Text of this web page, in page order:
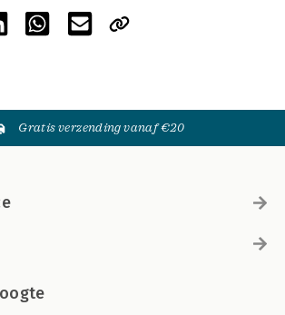
Gratis verzending vanaf €20